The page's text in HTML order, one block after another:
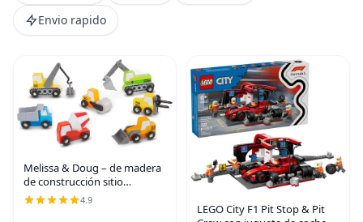
Envio rapido
Melissa & Doug – de madera
de construcción sitio
Vehículos con bandeja de
almacenamiento de madera
4.9
LEGO City F1 Pit Stop & Pit